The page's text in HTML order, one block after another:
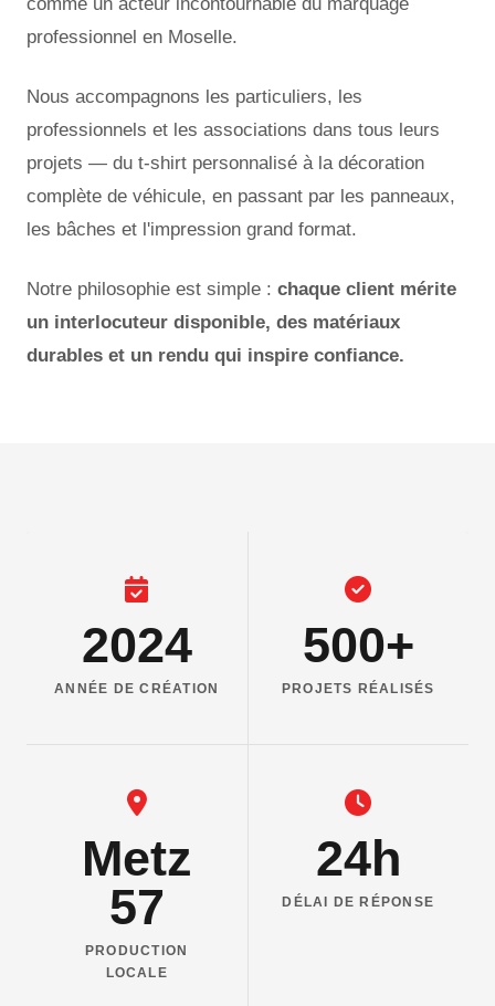
professionnel en Moselle.
Nous accompagnons les particuliers, les
professionnels et les associations dans tous leurs
projets — du t-shirt personnalisé à la décoration
complète de véhicule, en passant par les panneaux,
les bâches et l'impression grand format.
Notre philosophie est simple : chaque client mérite
un interlocuteur disponible, des matériaux
durables et un rendu qui inspire confiance.
2024
ANNÉE DE CRÉATION
500+
PROJETS RÉALISÉS
Metz
57
PRODUCTION
LOCALE
24h
DÉLAI DE RÉPONSE